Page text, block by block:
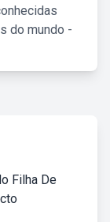
do mundo -
Filha De